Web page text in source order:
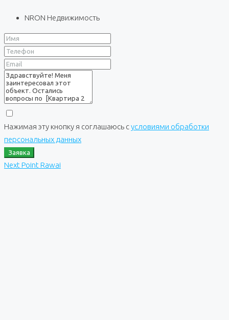
NRON Недвижимость
Нажимая эту кнопку я соглашаюсь сусловиями обработки
персональных данных
Заявка
Next Point Rawai